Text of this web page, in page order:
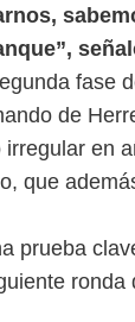
fase
de
en
que
prueba
ronda